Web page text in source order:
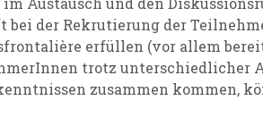
bei der Rekrutierung der
erfüllen (vor allem
trotz unterschiedlicher
zusammen kommen,